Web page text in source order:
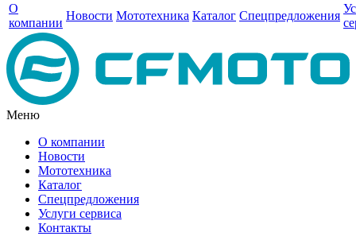
О
компании
Новости Мототехника Каталог Спецпредложения
Меню
О компании
Новости
Мототехника
Каталог
Спецпредложения
Услуги сервиса
Контакты